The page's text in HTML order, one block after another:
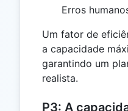
Erros
Um fator de
a capacidade
garantindo um
realista.
P3: A